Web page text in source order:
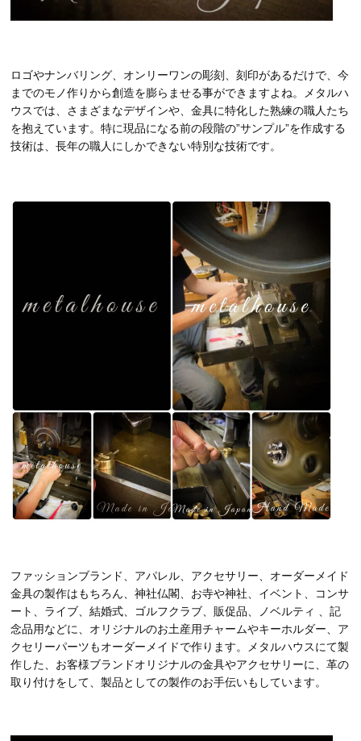
ロゴやナンバリング、オンリーワンの彫刻、刻印があるだけで、今
までのモノ作りから創造を膨らませる事ができますよね。メタルハ
ウスでは、さまざまなデザインや、金具に特化した熟練の職人たち
を抱えています。特に現品になる前の段階の”サンプル”を作成する
技術は、長年の職人にしかできない特別な技術です。
ファッションブランド、アパレル、アクセサリー、オーダーメイド
金具の製作はもちろん、神社仏閣、お寺や神社、イベント、コンサ
ート、ライブ、結婚式、ゴルフクラブ、販促品、ノベルティ 、記
念品用などに、オリジナルのお土産用チャームやキーホルダー、ア
クセリーパーツもオーダーメイドで作ります。メタルハウスにて製
作した、お客様ブランドオリジナルの金具やアクセサリーに、革の
取り付けをして、製品としての製作のお手伝いもしています。